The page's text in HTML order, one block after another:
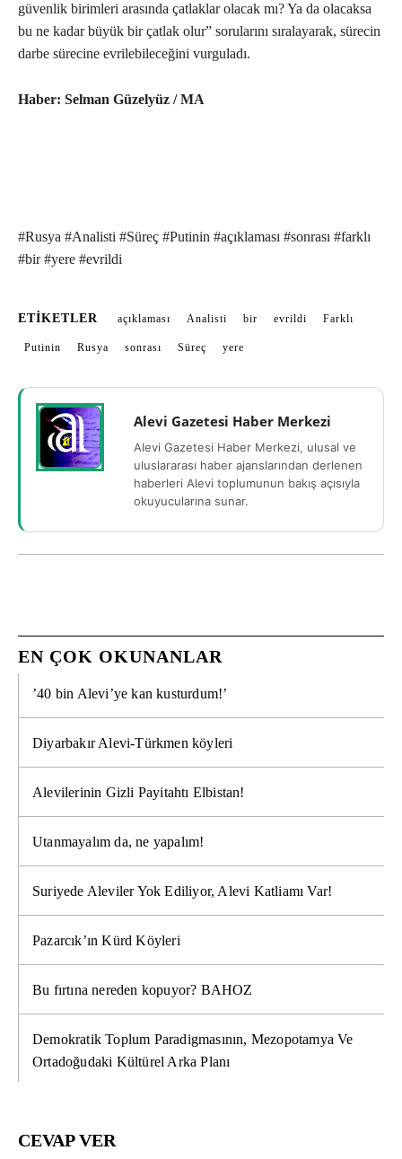
güvenlik birimleri arasında çatlaklar olacak mı? Ya da olacaksa
bu ne kadar büyük bir çatlak olur” sorularını sıralayarak, sürecin
darbe sürecine evrilebileceğini vurguladı.
Haber: Selman Güzelyüz / MA
#Rusya #Analisti #Süreç #Putinin #açıklaması #sonrası #farklı
#bir #yere #evrildi
ETIKETLER açıklaması Analisti bir evrildi Farklı
Putinin Rusya sonrası Süreç yere
Alevi Gazetesi Haber Merkezi
Alevi Gazetesi Haber Merkezi, ulusal ve
uluslararası haber ajanslarından derlenen
haberleri Alevi toplumunun bakış açısıyla
okuyucularına sunar.
EN ÇOK OKUNANLAR
’40 bin Alevi’ye kan kusturdum!’
Diyarbakır Alevi-Türkmen köyleri
Alevilerinin Gizli Payitahtı Elbistan!
Utanmayalım da, ne yapalım!
Suriyede Aleviler Yok Ediliyor, Alevi Katliamı Var!
Pazarcık’ın Kürd Köyleri
Bu fırtına nereden kopuyor? BAHOZ
Demokratik Toplum Paradigmasının, Mezopotamya Ve
Ortadoğudaki Kültürel Arka Planı
CEVAP VER